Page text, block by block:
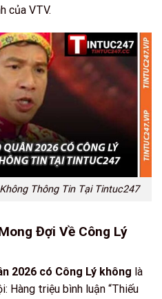
của VTV.
Thông Tin Tại Tintuc247
Đợi Về Công Lý
2026 có Công Lý không là
Hàng triệu bình luận “Thiếu